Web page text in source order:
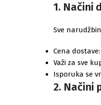
1. Načini
Sve
Cena
Važi za sve
Isporuka se
2. Načini